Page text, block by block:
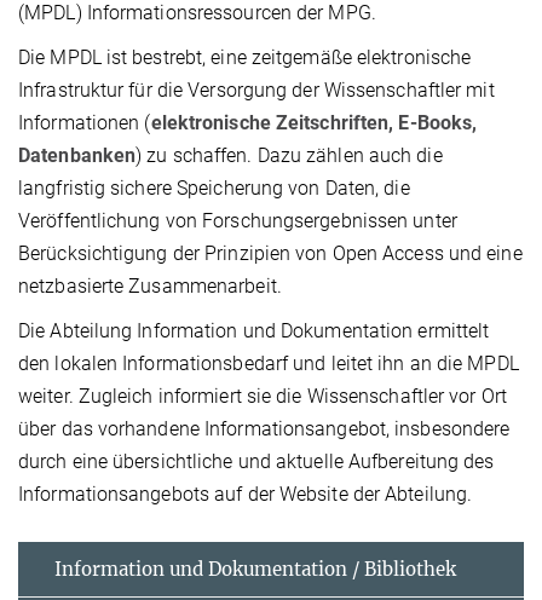
(MPDL) Informationsressourcen der MPG.
Die MPDL ist bestrebt, eine zeitgemäße elektronische
Infrastruktur für die Versorgung der Wissenschaftler mit
Informationen (elektronische Zeitschriften, E-Books,
Datenbanken) zu schaffen. Dazu zählen auch die
langfristig sichere Speicherung von Daten, die
Veröffentlichung von Forschungsergebnissen unter
Berücksichtigung der Prinzipien von Open Access und eine
netzbasierte Zusammenarbeit.
Die Abteilung Information und Dokumentation ermittelt
den lokalen Informationsbedarf und leitet ihn an die MPDL
weiter. Zugleich informiert sie die Wissenschaftler vor Ort
über das vorhandene Informationsangebot, insbesondere
durch eine übersichtliche und aktuelle Aufbereitung des
Informationsangebots auf der Website der Abteilung.
Information und Dokumentation / Bibliothek